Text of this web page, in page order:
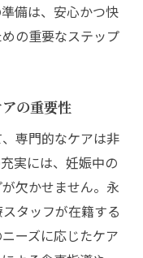
の魅力
情報源
と永福の環境
をサポートする
とリラクゼーシ
備は、安心かつ快
の重要なステップ
の重要性
専門的なケアは非
実には、妊娠中の
欠かせません。永
タッフが在籍する
ーズに応じたケア